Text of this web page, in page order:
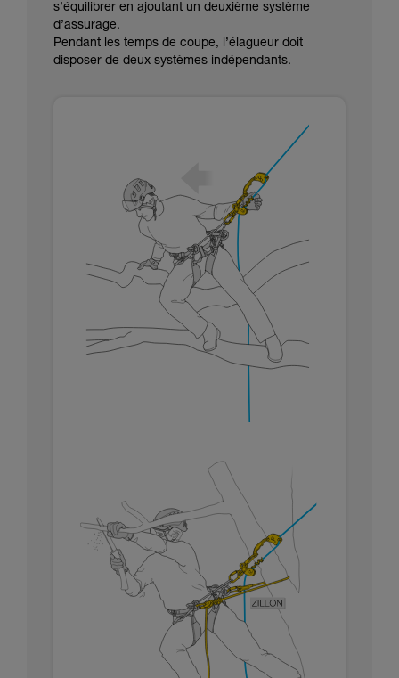
s’équilibrer en ajoutant un deuxième système
d’assurage.
Pendant les temps de coupe, l’élagueur doit
disposer de deux systèmes indépendants.